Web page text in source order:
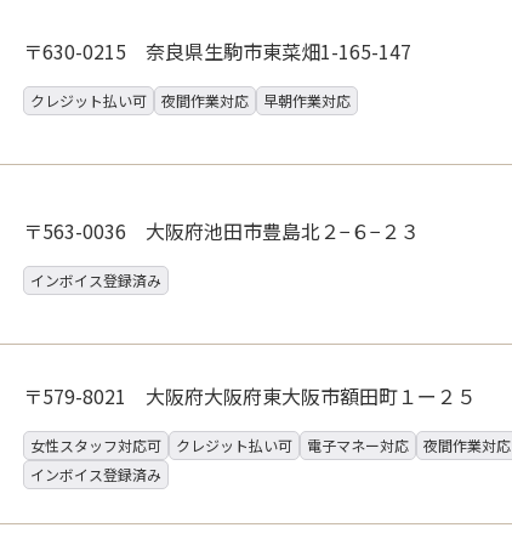
〒630-0215 奈良県生駒市東菜畑1-165-147
クレジット払い可 夜間作業対応 早朝作業対応
〒563-0036 大阪府池田市豊島北２−６−２３
インボイス登録済み
〒579-8021 大阪府大阪府東大阪市額田町１ー２５
女性スタッフ対応可 クレジット払い可 電子マネー対応 夜間作業対応
インボイス登録済み